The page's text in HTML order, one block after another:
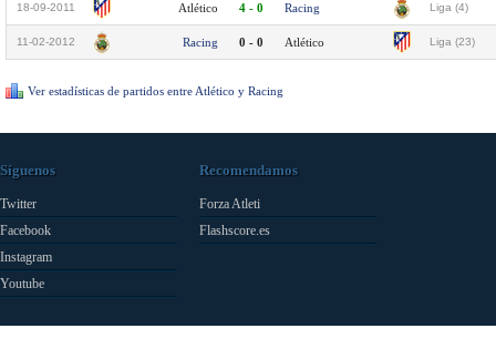
18-09-2011 Atlético 4 - 0 Racing Liga (4)
11-02-2012 Racing 0 - 0 Atlético Liga (23)
Ver estadísticas de partidos entre Atlético y Racing
Síguenos
Twitter
Facebook
Instagram
Youtube
Recomendamos
Forza Atleti
Flashscore.es